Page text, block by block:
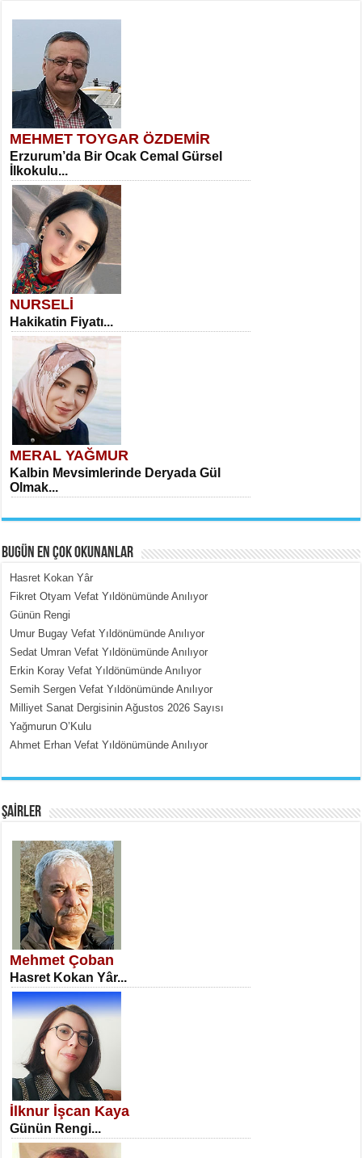
MEHMET TOYGAR ÖZDEMİR
Erzurum’da Bir Ocak Cemal Gürsel
İlkokulu...
NURSELİ
Hakikatin Fiyatı...
MERAL YAĞMUR
Kalbin Mevsimlerinde Deryada Gül
Olmak...
MEHMET ÇOBAN
İçerdeki Put Dışardaki Maskeler...
SATILMIŞ ÜMİT ÇETİNKAYA
Erkenlik...
NECLA DİLEK ARSLAN
Öğretmenler Günü Mahkemesi...
BUGÜN EN ÇOK OKUNANLAR
Hasret Kokan Yâr
Fikret Otyam Vefat Yıldönümünde Anılıyor
Günün Rengi
Umur Bugay Vefat Yıldönümünde Anılıyor
Sedat Umran Vefat Yıldönümünde Anılıyor
Erkin Koray Vefat Yıldönümünde Anılıyor
Semih Sergen Vefat Yıldönümünde Anılıyor
Milliyet Sanat Dergisinin Ağustos 2026 Sayısı
Yağmurun O’Kulu
Ahmet Erhan Vefat Yıldönümünde Anılıyor
ŞAİRLER
Mehmet Çoban
Hasret Kokan Yâr...
İlknur İşcan Kaya
Günün Rengi...